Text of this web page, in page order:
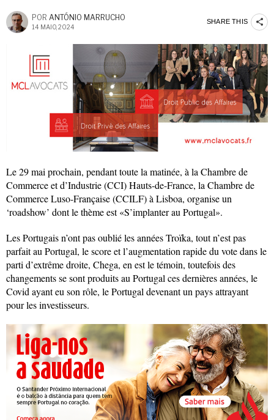
POR ANTÓNIO MARRUCHO
14 MAIO, 2024
SHARE THIS
Le 29 mai prochain, pendant toute la matinée, à la Chambre de
Commerce et d’Industrie (CCI) Hauts-de-France, la Chambre de
Commerce Luso-Française (CCILF) à Lisboa, organise un
‘roadshow’ dont le thème est «S’implanter au Portugal».
Les Portugais n’ont pas oublié les années Troïka, tout n’est pas
parfait au Portugal, le score et l’augmentation rapide du vote dans le
parti d’extrême droite, Chega, en est le témoin, toutefois des
changements se sont produits au Portugal ces dernières années, le
Covid ayant eu son rôle, le Portugal devenant un pays attrayant
pour les investisseurs.